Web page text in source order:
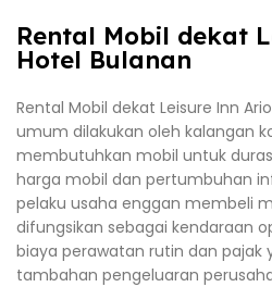
Rental Mobil dekat
Hotel Bulanan
Rental Mobil dekat Leisure Inn
umum dilakukan oleh kalangan
membutuhkan mobil untuk
harga mobil dan pertumbuhan
pelaku usaha enggan membeli
difungsikan sebagai kendaraan
biaya perawatan rutin dan pajak
tambahan pengeluaran